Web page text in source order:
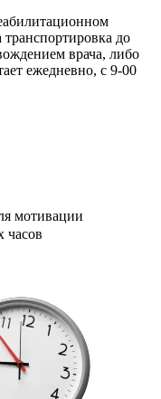
до
врача, либо
ежедневно, с 9-00
мотивации
часов